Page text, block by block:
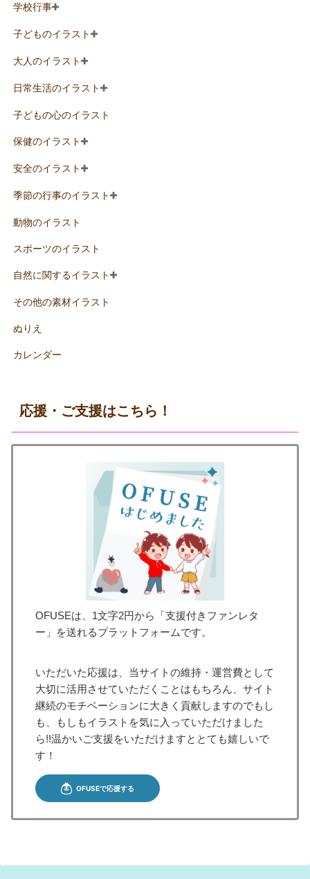
学校行事
子どものイラスト
大人のイラスト
日常生活のイラスト
子どもの心のイラスト
保健のイラスト
安全のイラスト
季節の行事のイラスト
動物のイラスト
スポーツのイラスト
自然に関するイラスト
その他の素材イラスト
ぬりえ
カレンダー
応援・ご支援はこちら！
OFUSEは、1文字2円から「支援付きファンレタ
ー」を送れるプラットフォームです。
いただいた応援は、当サイトの維持・運営費として
大切に活用させていただくことはもちろん、サイト
継続のモチベーションに大きく貢献しますのでもし
も、もしもイラストを気に入っていただけました
ら!!温かいご支援をいただけますととても嬉しいで
す！